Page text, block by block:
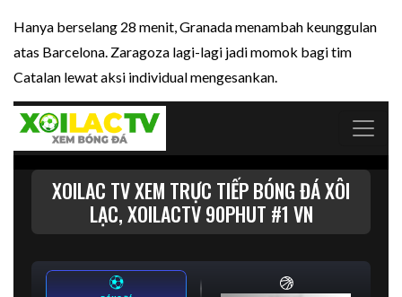
Hanya berselang 28 menit, Granada menambah keunggulan
atas Barcelona. Zaragoza lagi-lagi jadi momok bagi tim
Catalan lewat aksi individual mengesankan.